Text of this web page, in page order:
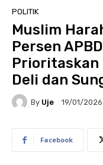
POLITIK
Muslim
Persen
Prioritaskan
Deli dan
By Uje 19/01/2026
Facebook